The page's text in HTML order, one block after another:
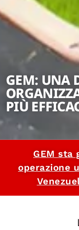
GEM: UNA
PIÙ
GEM sta
operazione